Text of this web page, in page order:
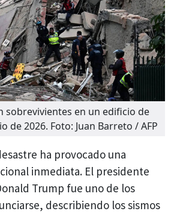
sobrevivientes en un edificio de
de 2026. Foto: Juan Barreto / AFP
ha provocado una
inmediata. El presidente
Trump fue uno de los
describiendo los sismos